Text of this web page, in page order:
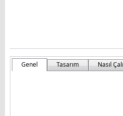
Genel Tasarım Nasıl